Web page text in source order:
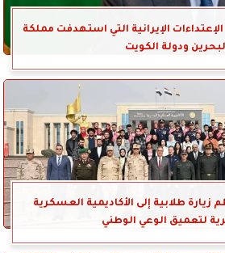
الإيرانية التي استهدفت مملكة
ودولة الكويت
زيارة طلابية إلى الأكاديمية العسكرية
لتعميق الوعي الوطني